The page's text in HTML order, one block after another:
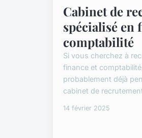
Cabinet de
spécialisé en
comptabilité
Si vous cherchez à
finance et
probablement déjà
cabinet de
14 février 2025